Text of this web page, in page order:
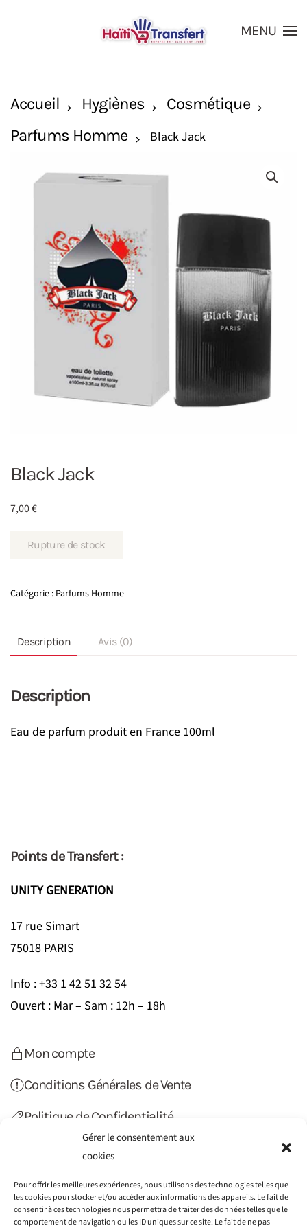
Gérer le consentement aux
cookies
Pour offrir les meilleures expériences, nous utilisons des technologies telles que
les cookies pour stocker et/ou accéder aux informations des appareils. Le fait de
consentir à ces technologies nous permettra de traiter des données telles que le
comportement de navigation ou les ID uniques sur ce site. Le fait de ne pas
Skip to main content
MENU
Accueil Hygiènes
Cosmétique
Parfums Homme
Black Jack
Black Jack
7,00€
Rupture de stock
Catégorie : Parfums Homme
Description Avis (0)
Description
Eau de parfum produit en France 100ml
Points de Transfert :
UNITY GENERATION
17 rue Simart
75018 PARIS
Info : +33 1 42 51 32 54
Ouvert : Mar – Sam : 12h – 18h
Mon compte
Conditions Générales de Vente
Politique de Confidentialité
Politique de Cookies (UE)
Contact